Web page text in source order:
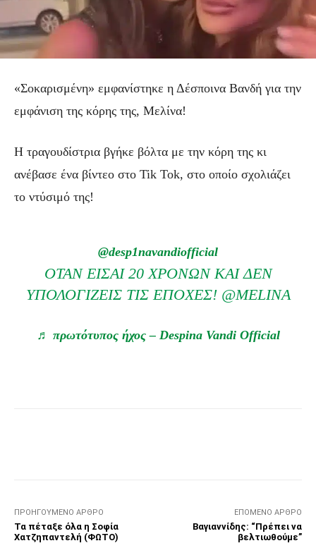
«Σοκαρισμένη» εμφανίστηκε η Δέσποινα Βανδή για την
εμφάνιση της κόρης της, Μελίνα!
Η τραγουδίστρια βγήκε βόλτα με την κόρη της κι
ανέβασε ένα βίντεο στο Tik Tok, στο οποίο σχολιάζει
το ντύσιμό της!
@desp1navandiofficial
ΟΤΑΝ ΕΙΣΑΙ 20 ΧΡΟΝΩΝ ΚΑΙ ΔΕΝ
ΥΠΟΛΟΓΙΖΕΙΣ ΤΙΣ ΕΠΟΧΕΣ! @MELINA
♬ πρωτότυπος ήχος – Despina Vandi Official
ΠΡΟΗΓΟΎΜΕΝΟ ΆΡΘΡΟ
Τα πέταξε όλα η Σοφία
Χατζηπαντελή (ΦΩΤΟ)
ΕΠΌΜΕΝΟ ΆΡΘΡΟ
Βαγιαννίδης: “Πρέπει να
βελτιωθούμε”